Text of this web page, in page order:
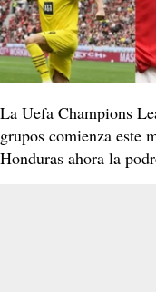
La Uefa Champions
grupos comienza este
Honduras ahora la